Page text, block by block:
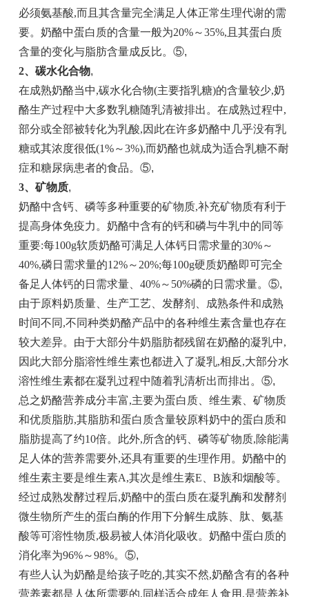
必须氨基酸,而且其含量完全满足人体正常生理代谢的需
要。奶酪中蛋白质的含量一般为20%～35%,且其蛋白质
含量的变化与脂肪含量成反比。⑤,
2、碳水化合物,
在成熟奶酪当中,碳水化合物(主要指乳糖)的含量较少,奶
酪生产过程中大多数乳糖随乳清被排出。在成熟过程中,
部分或全部被转化为乳酸,因此在许多奶酪中几乎没有乳
糖或其浓度很低(1%～3%),而奶酪也就成为适合乳糖不耐
症和糖尿病患者的食品。⑤,
3、矿物质,
奶酪中含钙、磷等多种重要的矿物质,补充矿物质有利于
提高身体免疫力。奶酪中含有的钙和磷与牛乳中的同等
重要:每100g软质奶酪可满足人体钙日需求量的30%～
40%,磷日需求量的12%～20%;每100g硬质奶酪即可完全
备足人体钙的日需求量、40%～50%磷的日需求量。⑤,
由于原料奶质量、生产工艺、发酵剂、成熟条件和成熟
时间不同,不同种类奶酪产品中的各种维生素含量也存在
较大差异。由于大部分牛奶脂肪都残留在奶酪的凝乳中,
因此大部分脂溶性维生素也都进入了凝乳,相反,大部分水
溶性维生素都在凝乳过程中随着乳清析出而排出。⑤,
总之奶酪营养成分丰富,主要为蛋白质、维生素、矿物质
和优质脂肪,其脂肪和蛋白质含量较原料奶中的蛋白质和
脂肪提高了约10倍。此外,所含的钙、磷等矿物质,除能满
足人体的营养需要外,还具有重要的生理作用。奶酪中的
维生素主要是维生素A,其次是维生素E、B族和烟酸等。
经过成熟发酵过程后,奶酪中的蛋白质在凝乳酶和发酵剂
微生物所产生的蛋白酶的作用下分解生成胨、肽、氨基
酸等可溶性物质,极易被人体消化吸收。奶酪中蛋白质的
消化率为96%～98%。⑤,
有些人认为奶酪是给孩子吃的,其实不然,奶酪含有的各种
营养素都是人体所需要的,同样适合成年人食用,是营养补